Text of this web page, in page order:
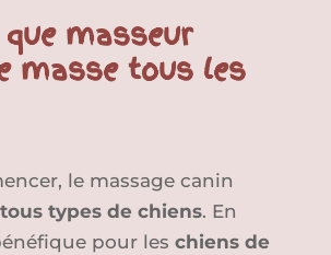
masseur
masse tous les
le massage canin
types de chiens. En
pour les chiens de